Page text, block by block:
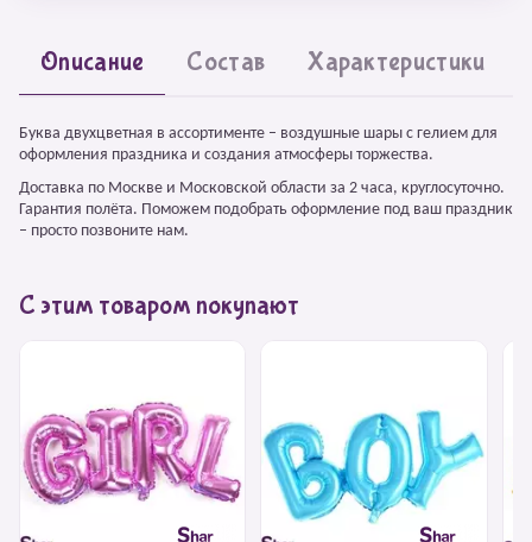
Описание Состав Характеристики
Буква двухцветная в ассортименте – воздушные шары с гелием для
оформления праздника и создания атмосферы торжества.
Доставка по Москве и Московской области за 2 часа, круглосуточно.
Гарантия полёта. Поможем подобрать оформление под ваш праздник
– просто позвоните нам.
С этим товаром покупают